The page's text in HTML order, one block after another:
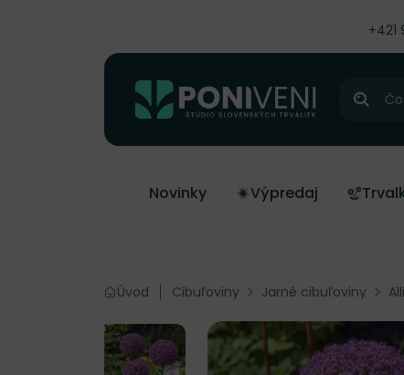
+421
Hľadať
Novinky Výpredaj
Úvod Cibuľoviny Jarné cibuľoviny